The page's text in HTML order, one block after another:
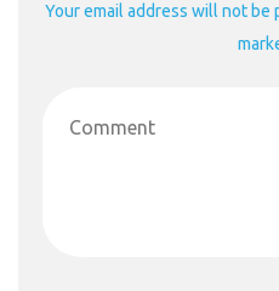
Your email address will not be